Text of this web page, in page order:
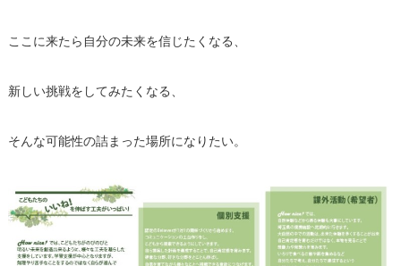
ここに来たら自分の未来を信じたくなる、
新しい挑戦をしてみたくなる、
そんな可能性の詰まった場所になりたい。